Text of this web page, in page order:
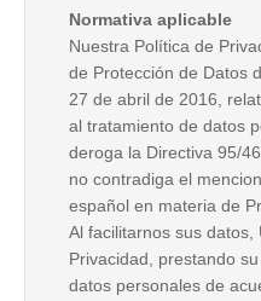
Normativa aplicable
Nuestra Política de
de Protección de Datos
27 de abril de 2016,
al tratamiento de datos
deroga la Directiva 95/
no contradiga el
español en materia de
Al facilitarnos sus
Privacidad, prestando
datos personales de